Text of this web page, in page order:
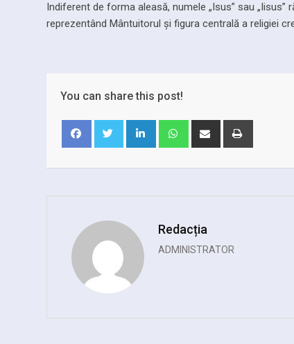
Indiferent de forma aleasă, numele „Isus” sau
reprezentând Mântuitorul și figura centrală a religiei
You can share this post!
LinkedIn WhatsappShare
Redacția
ADMINISTRATOR